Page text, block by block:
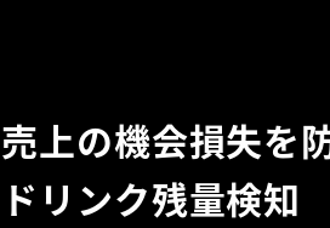
売上の機会損失を
ドリンク残量検知